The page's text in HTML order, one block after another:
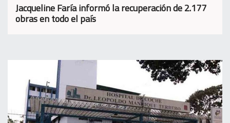
Jacqueline Faría informó la recuperación de 2.177
obras en todo el país